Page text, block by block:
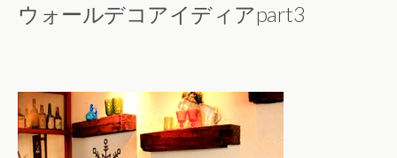
ウォールデコアイディアpart3